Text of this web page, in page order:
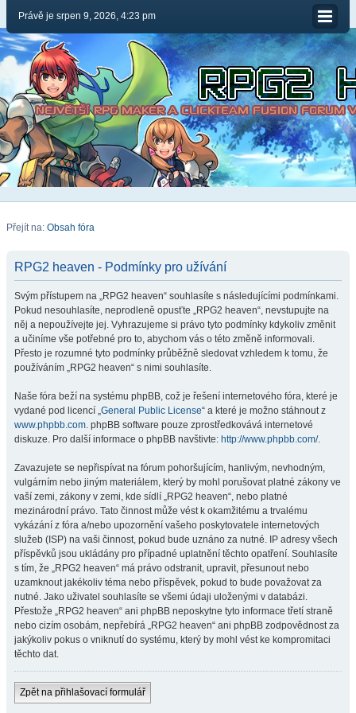
Právě je srpen 9, 2026, 4:23 pm
Přejít na: Obsah fóra
RPG2 heaven - Podmínky pro užívání
Svým přístupem na „RPG2 heaven“ souhlasíte s následujícími podmínkami.
Pokud nesouhlasíte, neprodleně opusťte „RPG2 heaven“, nevstupujte na
něj a nepoužívejte jej. Vyhrazujeme si právo tyto podmínky kdykoliv změnit
a učiníme vše potřebné pro to, abychom vás o této změně informovali.
Přesto je rozumné tyto podmínky průběžně sledovat vzhledem k tomu, že
používáním „RPG2 heaven“ s nimi souhlasíte.
Naše fóra beží na systému phpBB, což je řešení internetového fóra, které je
vydané pod licencí „General Public License“ a které je možno stáhnout z
www.phpbb.com. phpBB software pouze zprostředkovává internetové
diskuze. Pro další informace o phpBB navštivte: http://www.phpbb.com/.
Zavazujete se nepřispívat na fórum pohoršujícím, hanlivým, nevhodným,
vulgárním nebo jiným materiálem, který by mohl porušovat platné zákony ve
vaší zemi, zákony v zemi, kde sídlí „RPG2 heaven“, nebo platné
mezinárodní právo. Tato činnost může vést k okamžitému a trvalému
vykázání z fóra a/nebo upozornění vašeho poskytovatele internetových
služeb (ISP) na vaši činnost, pokud bude uznáno za nutné. IP adresy všech
příspěvků jsou ukládány pro případné uplatnění těchto opatření. Souhlasíte
s tím, že „RPG2 heaven“ má právo odstranit, upravit, přesunout nebo
uzamknout jakékoliv téma nebo příspěvek, pokud to bude považovat za
nutné. Jako uživatel souhlasíte se všemi údaji uloženými v databázi.
Přestože „RPG2 heaven“ ani phpBB neposkytne tyto informace třetí straně
nebo cizím osobám, nepřebírá „RPG2 heaven“ ani phpBB zodpovědnost za
jakýkoliv pokus o vniknutí do systému, který by mohl vést ke kompromitaci
těchto dat.
Zpět na přihlašovací formulář